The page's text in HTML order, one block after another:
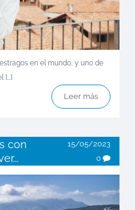
en el mundo, y uno de
[...]
Leer más
con
15/05/2023
0